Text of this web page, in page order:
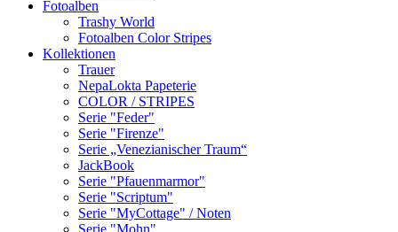
Fotoalben
Trashy World
Fotoalben Color Stripes
Kollektionen
Trauer
NepaLokta Papeterie
COLOR / STRIPES
Serie "Feder"
Serie "Firenze"
Serie „Venezianischer Traum“
JackBook
Serie "Pfauenmarmor"
Serie "Scriptum"
Serie "MyCottage" / Noten